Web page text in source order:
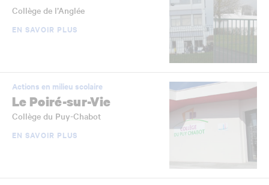
Collège de l’Anglée
EN SAVOIR PLUS
Actions en milieu scolaire
Le Poiré-sur-Vie
Collège du Puy-Chabot
EN SAVOIR PLUS